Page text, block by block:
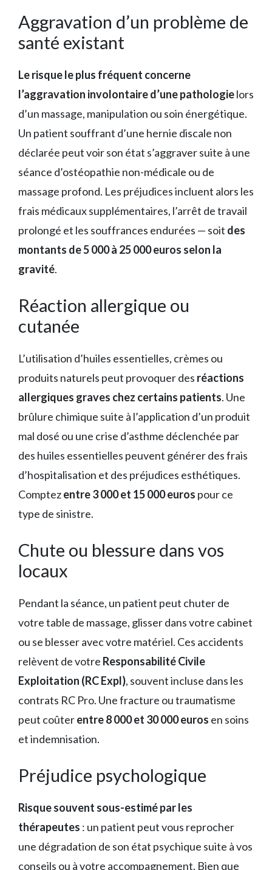
Aggravation d’un problème de
santé existant
Le risque le plus fréquent concerne
l’aggravation involontaire d’une pathologielors
d’un massage, manipulation ou soin énergétique.
Un patient souffrant d’une hernie discale non
déclarée peut voir son état s’aggraver suite à une
séance d’ostéopathie non-médicale ou de
massage profond. Les préjudices incluent alors les
frais médicaux supplémentaires, l’arrêt de travail
prolongé et les souffrances endurées — soit des
montants de 5 000 à 25 000 euros selon la
gravité.
Réaction allergique ou
cutanée
L’utilisation d’huiles essentielles, crèmes ou
produits naturels peut provoquer des réactions
allergiques graves chez certains patients. Une
brûlure chimique suite à l’application d’un produit
mal dosé ou une crise d’asthme déclenchée par
des huiles essentielles peuvent générer des frais
d’hospitalisation et des préjudices esthétiques.
Comptezentre 3 000 et 15 000 euros pour ce
type de sinistre.
Chute ou blessure dans vos
locaux
Pendant la séance, un patient peut chuter de
votre table de massage, glisser dans votre cabinet
ou se blesser avec votre matériel. Ces accidents
relèvent de votre Responsabilité Civile
Exploitation (RC Expl), souvent incluse dans les
contrats RC Pro. Une fracture ou traumatisme
peut coûterentre 8 000 et 30 000 euros en soins
et indemnisation.
Préjudice psychologique
Risque souvent sous-estimé par les
thérapeutes : un patient peut vous reprocher
une dégradation de son état psychique suite à vos
conseils ou à votre accompagnement. Bien que